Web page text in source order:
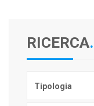
RICERCA.
Tipologia